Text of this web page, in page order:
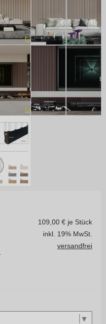
109,00 € je Stück
inkl. 19% MwSt.
versandfrei